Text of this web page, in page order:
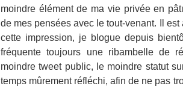
moindre élément de ma vie privée en
de mes pensées avec le tout-venant. Il est
cette impression, je blogue depuis
fréquente toujours une ribambelle de
moindre tweet public, le moindre statut
temps mûrement réfléchi, afin de ne pas